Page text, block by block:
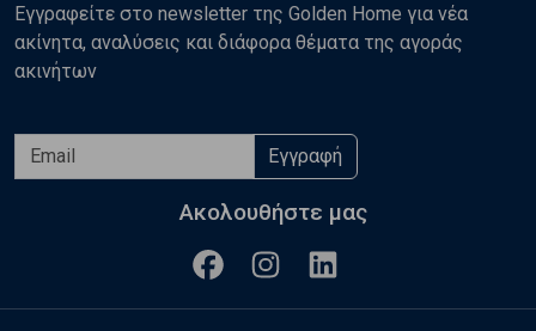
Εγγραφείτε στο newsletter της Golden Home για νέα
ακίνητα, αναλύσεις και διάφορα θέματα της αγοράς
ακινήτων
Εγγραφή
Ακολουθήστε μας